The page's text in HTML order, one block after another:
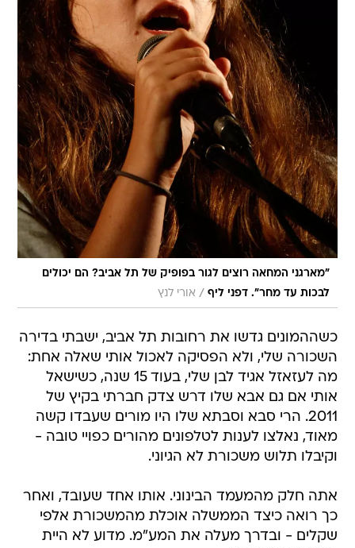
"מארגני המחאה רוצים לגור בפופיק של תל אביב? הם יכולים
לבכות עד מחר". דפני ליף / אורי לנץ
כשההמונים גדשו את רחובות תל אביב, ישבתי בדירה
השכורה שלי, ולא הפסיקה לאכול אותי שאלה אחת:
מה לעזאזל אגיד לבן שלי, בעוד 15 שנה, כשישאל
אותי אם גם אבא שלו דרש צדק חברתי בקיץ של
2011. הרי סבא וסבתא שלו היו מורים שעבדו קשה
מאוד, נאלצו לענות לטלפונים מהורים כפויי טובה -
וקיבלו תלוש משכורת לא הגיוני.
אתה חלק מהמעמד הבינוני. אותו אחד שעובד, ואחר
כך רואה כיצד הממשלה אוכלת מהמשכורת אלפי
שקלים - ובדרך מעלה את המע"מ. מדוע לא היית